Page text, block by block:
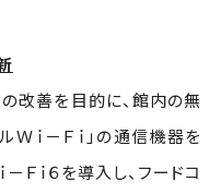
改善を目的に、館内の無
Ｗｉ－Ｆｉ」の通信機器を
Ｆｉ６を導入し、フードコ